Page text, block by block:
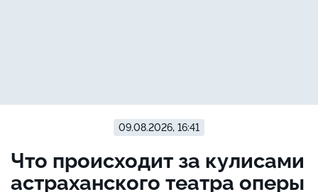
09.08.2026, 16:41
Что происходит за кулисами
астраханского театра оперы